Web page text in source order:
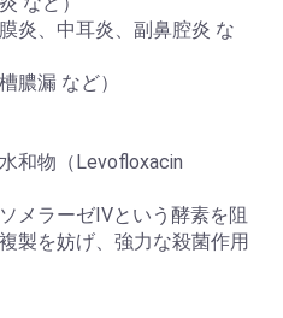
炎、中耳炎、副鼻腔炎 な
膿漏 など）
和物（Levofloxacin
メラーゼIVという酵素を阻
製を妨げ、強力な殺菌作用